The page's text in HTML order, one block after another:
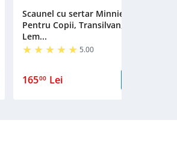
Scaunel cu sertar Minnie,
Pentru Copii, Transilvan,
Lem...
5.00
16500 Lei